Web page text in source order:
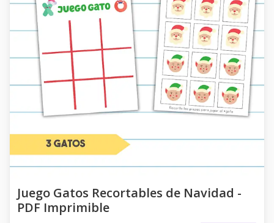
Juego Gatos Recortables de Navidad -
PDF Imprimible